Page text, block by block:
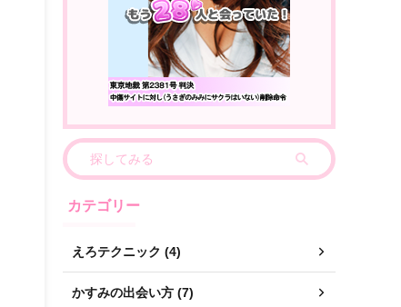
カテゴリー
えろテクニック (4)
かすみの出会い方 (7)